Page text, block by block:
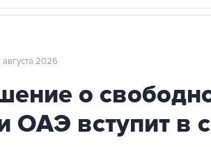
августа 2026
о
ОАЭ вступит в